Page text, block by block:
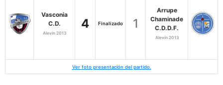
Vasconia
C.D.
Alevín 2013
4 Finalizado 1
Arrupe
Chaminade
C.D.D.F.
Alevín 2013
Ver foto presentación del partido.